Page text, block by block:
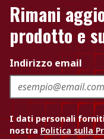
Rimani
prodotto e
Indirizzo email
I dati personali
nostra Politica sulla